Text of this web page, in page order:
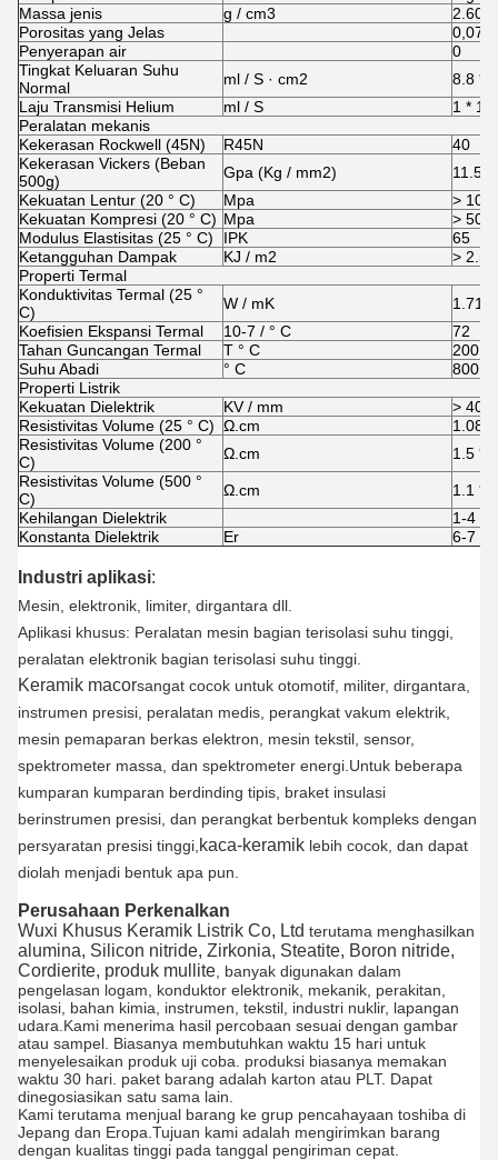
Massa jenis
g / cm3
2.60
Porositas yang Jelas
0,07%
Penyerapan air
0
Tingkat Keluaran Suhu
Normal
ml / S · cm2
8.8 *
Laju Transmisi Helium
ml / S
1 *
Peralatan mekanis
Kekerasan Rockwell (45N)
R45N
40
Kekerasan Vickers (Beban
500g)
Gpa (Kg / mm2)
11.5
Kekuatan Lentur (20 ° C)
Mpa
> 108
Kekuatan Kompresi (20 ° C) Mpa
> 508
Modulus Elastisitas (25 ° C)
IPK
65
Ketangguhan Dampak
KJ / m2
> 2.56
Properti Termal
Konduktivitas Termal (25 °
C)
W / mK
1.71
Koefisien Ekspansi Termal
10-7 / ° C
72
Tahan Guncangan Termal
T ° C
200
Suhu Abadi
° C
800
Properti Listrik
Kekuatan Dielektrik
KV / mm
> 40
Resistivitas Volume (25 ° C) Ω.cm
1.08 *
Resistivitas Volume (200 °
C)
Ω.cm
1.5 *
Resistivitas Volume (500 °
C)
Ω.cm
1.1 *
Kehilangan Dielektrik
1-4 *
Konstanta Dielektrik
Er 6-7
Industri aplikasi:
Mesin, elektronik, limiter, dirgantara dll.
Aplikasi khusus: Peralatan mesin bagian terisolasi suhu tinggi,
peralatan elektronik bagian terisolasi suhu tinggi.
Keramik macorsangat cocok untuk otomotif, militer, dirgantara,
instrumen presisi, peralatan medis, perangkat vakum elektrik,
mesin pemaparan berkas elektron, mesin tekstil, sensor,
spektrometer massa, dan spektrometer energi.Untuk beberapa
kumparan kumparan berdinding tipis, braket insulasi
berinstrumen presisi, dan perangkat berbentuk kompleks dengan
persyaratan presisi tinggi, kaca-keramik lebih cocok, dan dapat
diolah menjadi bentuk apa pun.
Perusahaan Perkenalkan
Wuxi Khusus Keramik Listrik Co, Ltd terutama menghasilkan
alumina, Silicon nitride, Zirkonia, Steatite, Boron nitride,
Cordierite, produk mullite , banyak digunakan dalam
pengelasan logam, konduktor elektronik, mekanik, perakitan,
isolasi, bahan kimia, instrumen, tekstil, industri nuklir, lapangan
udara.Kami menerima hasil percobaan sesuai dengan gambar
atau sampel. Biasanya membutuhkan waktu 15 hari untuk
menyelesaikan produk uji coba. produksi biasanya memakan
waktu 30 hari. paket barang adalah karton atau PLT. Dapat
dinegosiasikan satu sama lain.
Kami terutama menjual barang ke grup pencahayaan toshiba di
Jepang dan Eropa.Tujuan kami adalah mengirimkan barang
dengan kualitas tinggi pada tanggal pengiriman cepat.